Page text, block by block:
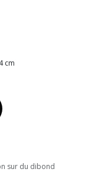
cm
sur du dibond